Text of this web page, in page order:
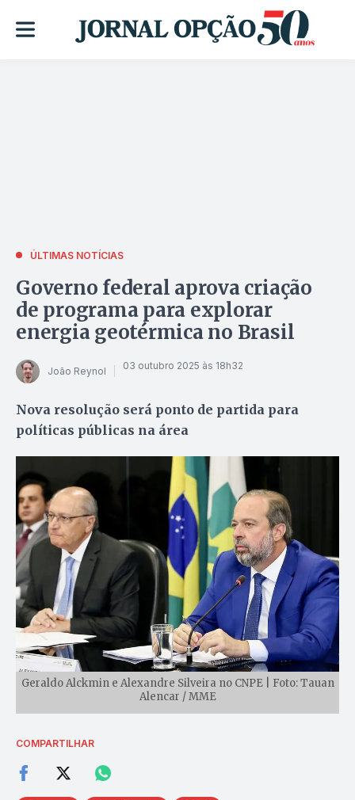
ÚLTIMAS NOTÍCIAS
Governo federal aprova criação
de programa para explorar
energia geotérmica no Brasil
João Reynol 03 outubro 2025 às 18h32
Nova resolução será ponto de partida para
políticas públicas na área
Geraldo Alckmin e Alexandre Silveira no CNPE | Foto: Tauan
Alencar / MME
COMPARTILHAR